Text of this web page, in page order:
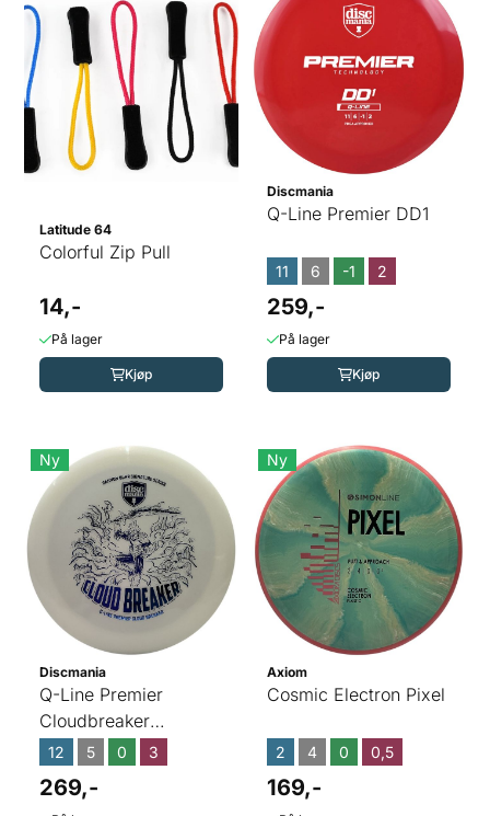
Latitude 64
Colorful Zip Pull
14,-
På lager
Kjøp
Discmania
Q-Line Premier DD1
11 6 -1 2
259,-
På lager
Kjøp
Ny
Discmania
Q-Line Premier
Cloudbreaker
(Gannon Buhr
Signature Series)
12 5 0 3
269,-
Ny
Axiom
Cosmic Electron Pixel
2 4 0 0,5
169,-